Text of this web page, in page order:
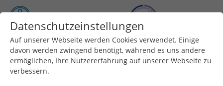
Menü
Datenschutzeinstellungen
Auf unserer Webseite werden Cookies verwendet. Einige
davon werden zwingend benötigt, während es uns andere
ermöglichen, Ihre Nutzererfahrung auf unserer Webseite zu
verbessern.